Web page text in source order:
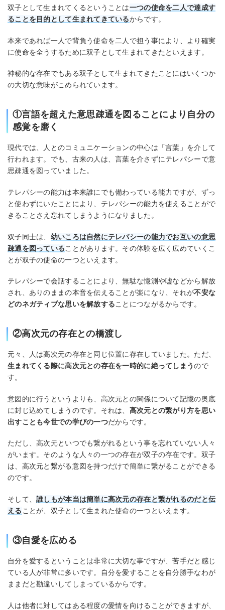
双子として生まれてくるということは一つの使命を二人で達成す
ることを目的として生まれてきているからです。
本来であれば一人で背負う使命を二人で担う事により、より確実
に使命を全うするために双子として生まれてきたといえます。
神秘的な存在でもある双子として生まれてきたことにはいくつか
の大切な意味がこめられています。
①言語を超えた意思疎通を図ることにより自分の
感覚を磨く
現代では、人とのコミュニケーションの中心は「言葉」を介して
行われます。でも、古来の人は、言葉を介さずにテレパシーで意
思疎通を図っていました。
テレパシーの能力は本来誰にでも備わっている能力ですが、ずっ
と使わずにいたことにより、テレパシーの能力を使えることがで
きることさえ忘れてしまうようになりました。
双子同士は、 幼いころは自然にテレパシーの能力でお互いの意思
疎通を図っていることがあります。その体験を広く広めていくこ
とが双子の使命の一つといえます。
テレパシーで会話することにより、無駄な憶測や嘘などから解放
され、ありのままの本音を伝えることが楽になり、それが不安な
どのネガティブな思いを解放することにつながるからです。
②高次元の存在との橋渡し
元々、人は高次元の存在と同じ位置に存在していました。ただ、
生まれてくる際に高次元との存在を一時的に絶ってしまうので
す。
意図的に行うというよりも、高次元との関係について記憶の奥底
に封じ込めてしまうのです。それは、 高次元との繋がり方を思い
出すことも今世での学びの一つだからです。
ただし、高次元といつでも繋がれるという事を忘れていない人々
がいます。そのような人々の一つの存在が双子の存在です。双子
は、高次元と繋がる意図を持つだけで簡単に繋がることができる
のです。
そして、誰しもが本当は簡単に高次元の存在と繋がれるのだと伝
える ことが、双子として生まれた使命の一つといえます。
③自愛を広める
自分を愛するということは非常に大切な事ですが、苦手だと感じ
ている人が非常に多いです。自分を愛することを自分勝手なわが
ままだと勘違いしてしまっているからです。
人は他者に対してはある程度の愛情を向けることができますが、